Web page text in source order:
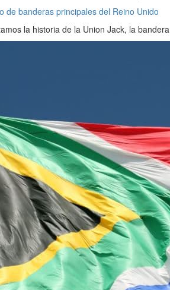
de banderas principales del Reino Unido
la historia de la Union Jack, la